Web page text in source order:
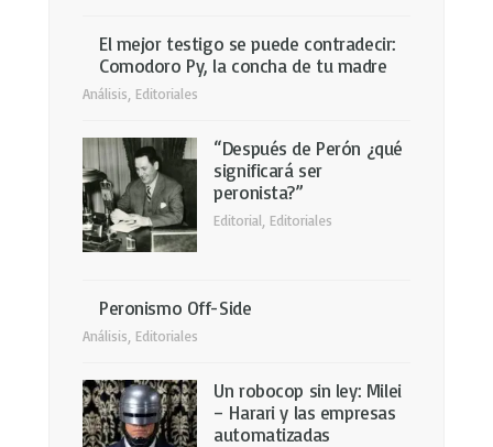
El mejor testigo se puede contradecir:
Comodoro Py, la concha de tu madre
Análisis Editoriales
“Después de Perón ¿qué
significará ser
peronista?”
Editorial Editoriales
Peronismo Off-Side
Análisis Editoriales
Un robocop sin ley: Milei
– Harari y las empresas
automatizadas